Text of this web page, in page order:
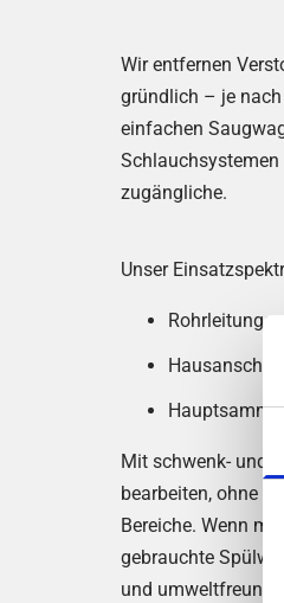
Wir entfernen
gründlich – je
einfachen
Schlauchsystemen
zugängliche.
Unser
Mit schwenk- und
bearbeiten, ohne
Bereiche. Wenn
gebrauchte
und